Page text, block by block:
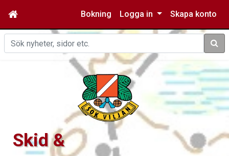
Bokning Logga in Skapa konto
Sök
Skid &